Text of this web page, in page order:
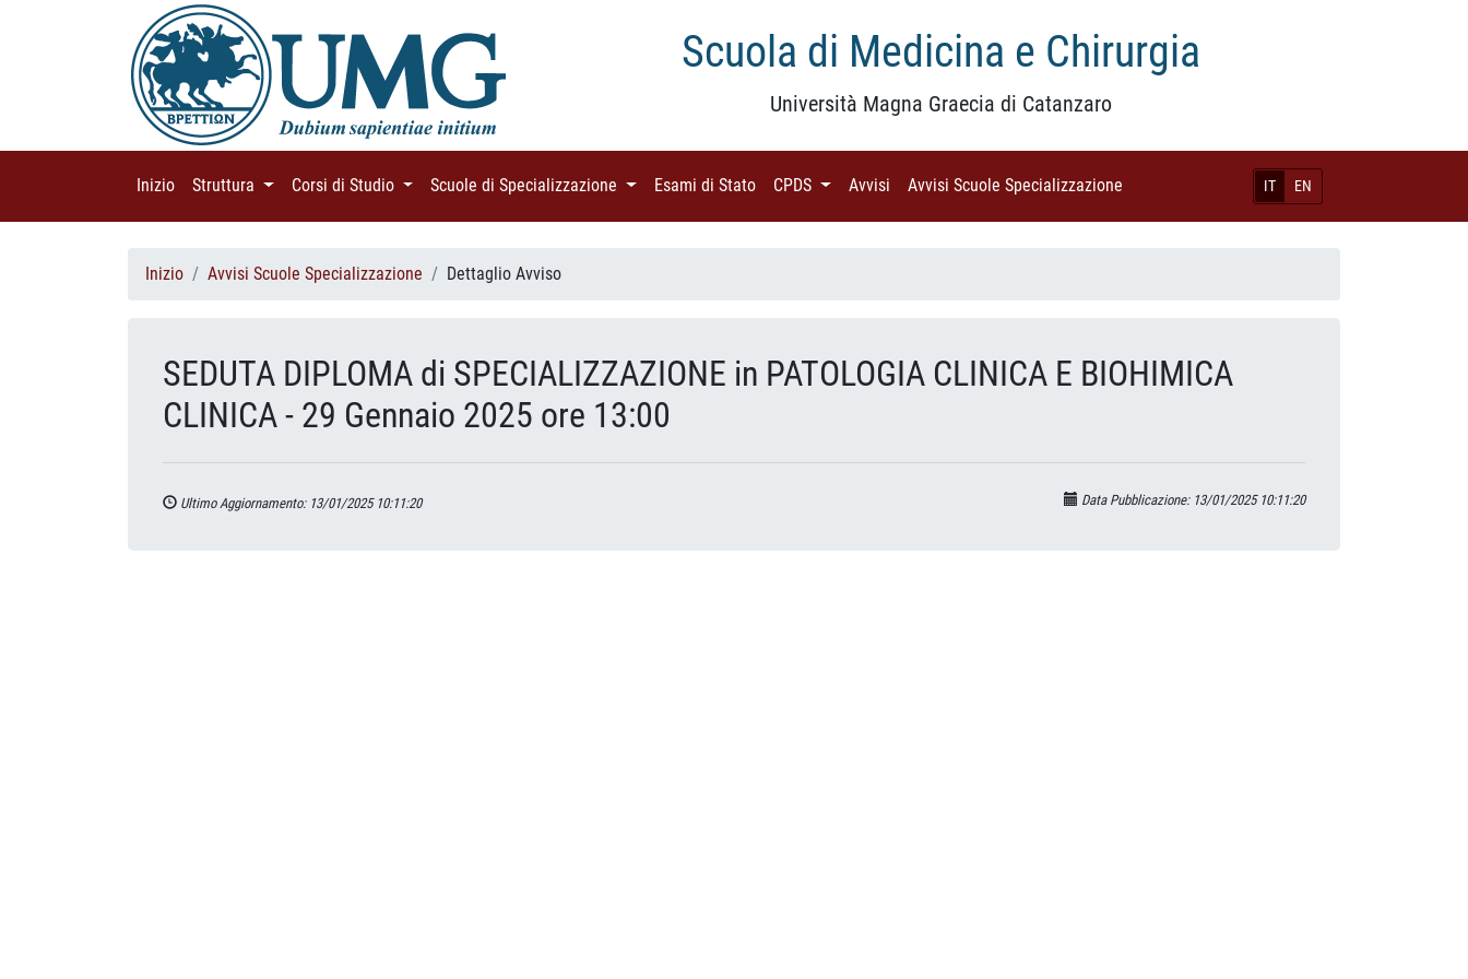
Scuola di Medicina e Chirurgia
Università Magna Graecia di Catanzaro
IT EN
Inizio (current)
Struttura (current)Corsi di Studio (current)Scuole di Specializzazione (current)Esami di Stato (current)
CPDS (current)
Avvisi (current)
Avvisi Scuole Specializzazione
Inizio Avvisi Scuole Specializzazione Dettaglio Avviso
SEDUTA DIPLOMA di SPECIALIZZAZIONE in PATOLOGIA CLINICA E BIOHIMICA
CLINICA - 29 Gennaio 2025 ore 13:00
Ultimo Aggiornamento: 13/01/2025 10:11:20 Data Pubblicazione: 13/01/2025 10:11:20